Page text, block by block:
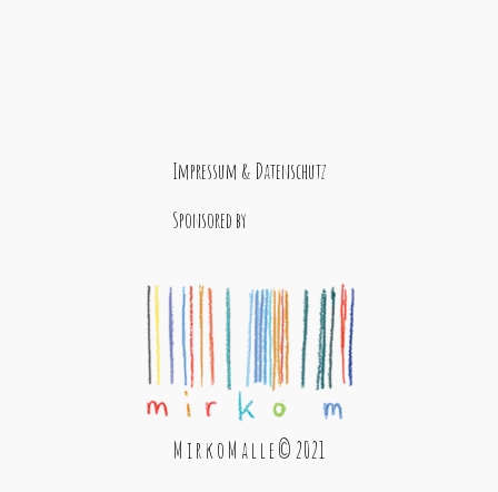
Impressum & Datenschutz
Sponsored by
M i r k o M a l l e © 2021